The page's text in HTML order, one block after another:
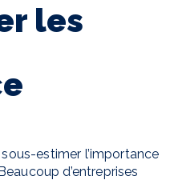
les
estimer l’importance
d’entreprises